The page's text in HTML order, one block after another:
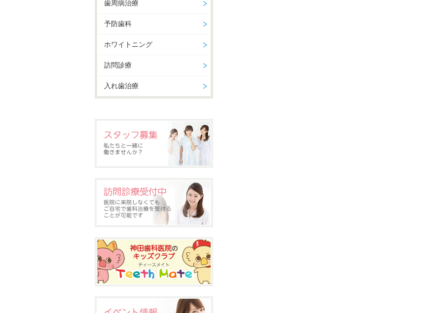
歯周病治療
予防歯科
ホワイトニング
訪問診療
入れ歯治療